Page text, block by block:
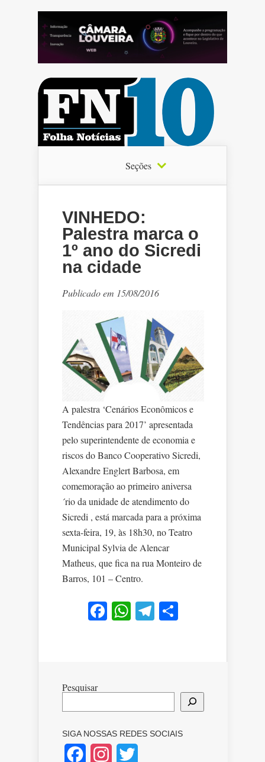
Seções
VINHEDO:
Palestra marca o
1º ano do Sicredi
na cidade
Publicado em 15/08/2016
A palestra ‘Cenários Econômicos e
Tendências para 2017’ apresentada
pelo superintendente de economia e
riscos do Banco Cooperativo Sicredi,
Alexandre Englert Barbosa, em
comemoração ao primeiro aniversa
´rio da unidade de atendimento do
Sicredi , está marcada para a próxima
sexta-feira, 19, às 18h30, no Teatro
Municipal Sylvia de Alencar
Matheus, que fica na rua Monteiro de
Barros, 101 – Centro.
Facebook
WhatsApp
Telegram
Pesquisar
SIGA NOSSAS REDES SOCIAIS
FacebookInstagram